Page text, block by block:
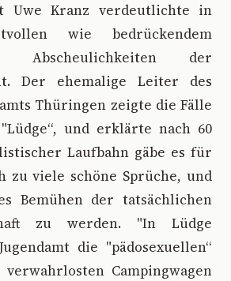
Uwe Kranz verdeutlichte in
wie bedrückendem
der
Der ehemalige Leiter des
Thüringen zeigte die Fälle
und erklärte nach 60
Laufbahn gäbe es für
zu viele schöne Sprüche, und
Bemühen der tatsächlichen
zu werden. "In Lüdge
die "pädosexuellen“
Campingwagen